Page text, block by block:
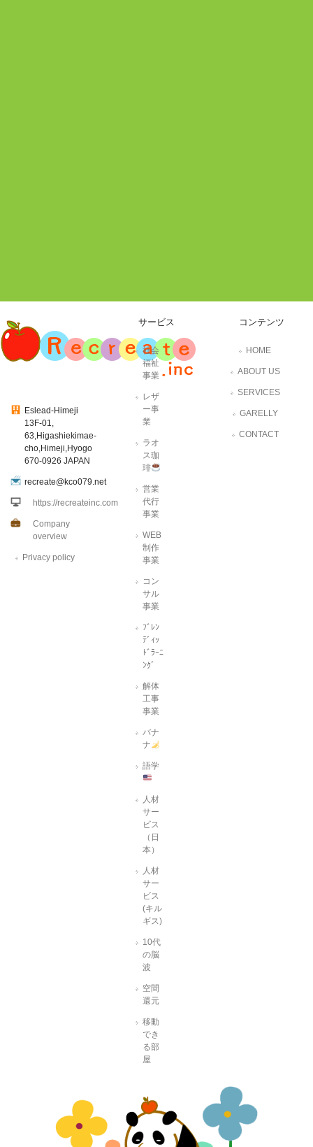
Eslead-Himeji
13F-01,
63,Higashiekimae-
cho,Himeji,Hyogo
670-0926 JAPAN
recreate@kco079.net
https://recreateinc.com
Company
overview
Privacy policy
サービス
社会
福祉
事業
レザ
ー事
業
ラオ
ス珈
琲
営業
代行
事業
WEB
制作
事業
コン
サル
事業
ﾌﾞﾚﾝ
ﾃﾞｨｯ
ﾄﾞﾗｰﾆ
ﾝｸﾞ
解体
工事
事業
バナ
ナ
語学
人材
サー
ビス
（日
本）
人材
サー
ビス
(キル
ギス)
10代
の脳
波
空間
還元
移動
でき
る部
屋
コンテンツ
HOME
ABOUT US
SERVICES
GARELLY
CONTACT